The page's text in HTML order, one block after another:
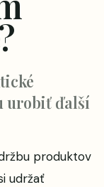
urobiť ďalší
produktov
udržať